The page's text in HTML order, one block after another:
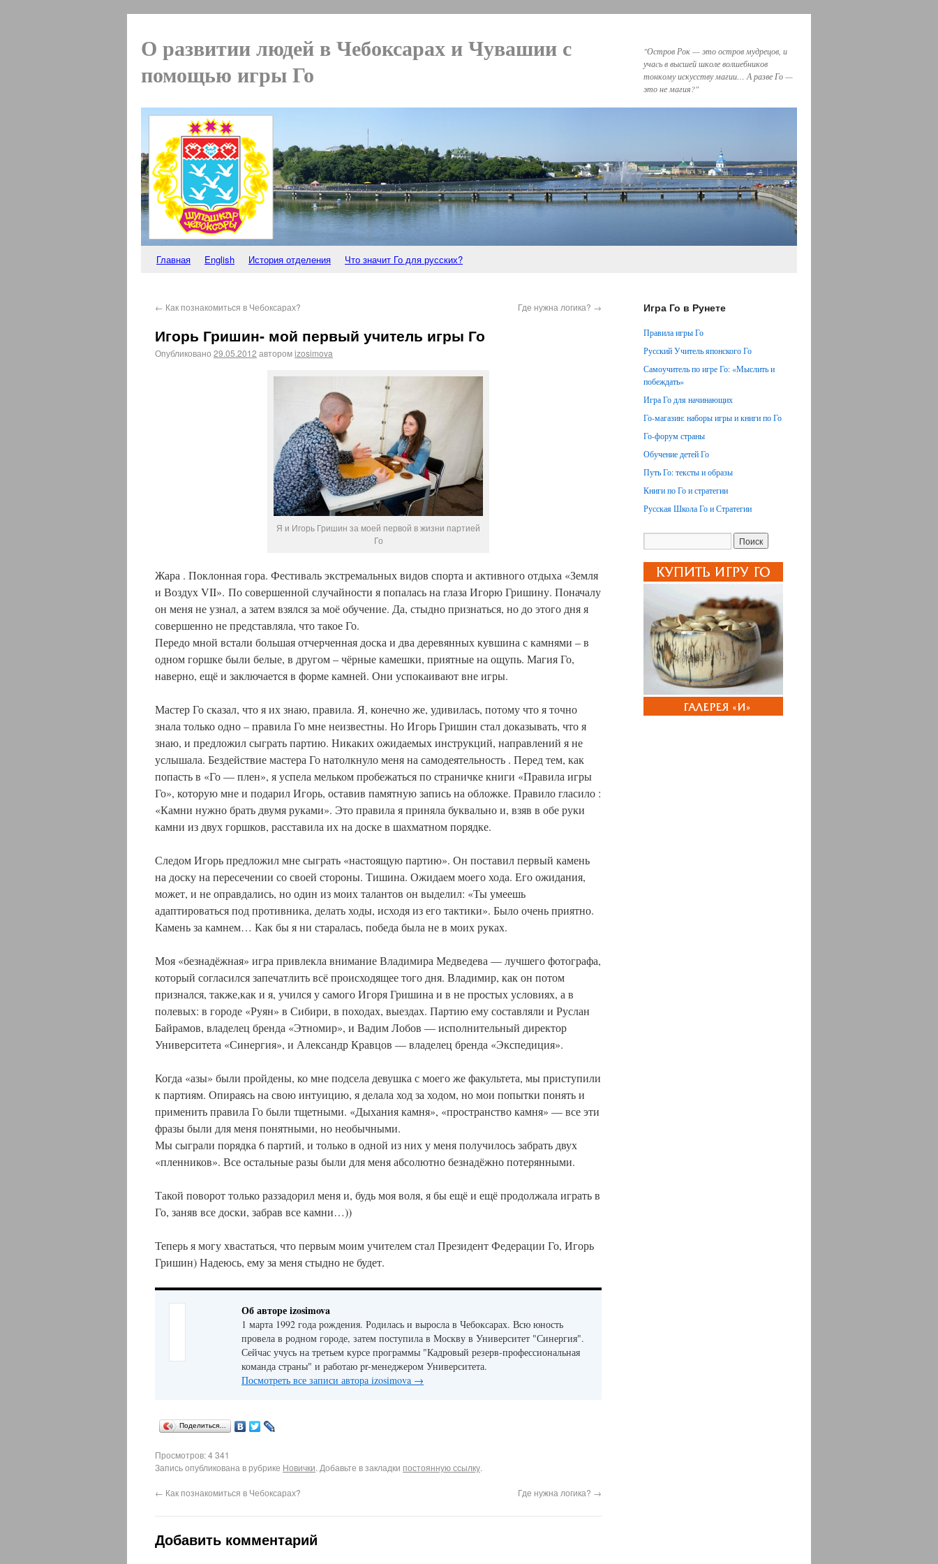
О развитии людей в Чебоксарах и Чувашии с
помощью игры Го
"Остров Рок — это остров мудрецов, и
учаcь в высшей школе волшебников
тонкому искусству магии… А разве Го —
это не магия?"
Главная English История отделения Что значит Го для русских?
← Как познакомиться в Чебоксарах? Где нужна логика? →
Игорь Гришин- мой первый учитель игры Го
Опубликовано 29.05.2012 авторомizosimova
Я и Игорь Гришин за моей первой в жизни партией
Го
Жара . Поклонная гора. Фестиваль экстремальных видов спорта и активного отдыха «Земля
и Воздух VII». По совершенной случайности я попалась на глаза Игорю Гришину. Поначалу
он меня не узнал, а затем взялся за моё обучение. Да, стыдно признаться, но до этого дня я
совершенно не представляла, что такое Го.
Передо мной встали большая отчерченная доска и два деревянных кувшина с камнями – в
одном горшке были белые, в другом – чёрные камешки, приятные на ощупь. Магия Го,
наверно, ещё и заключается в форме камней. Они успокаивают вне игры.
Мастер Го сказал, что я их знаю, правила. Я, конечно же, удивилась, потому что я точно
знала только одно – правила Го мне неизвестны. Но Игорь Гришин стал доказывать, что я
знаю, и предложил сыграть партию. Никаких ожидаемых инструкций, направлений я не
услышала. Бездействие мастера Го натолкнуло меня на самодеятельность . Перед тем, как
попасть в «Го — плен», я успела мельком пробежаться по страничке книги «Правила игры
Го», которую мне и подарил Игорь, оставив памятную запись на обложке. Правило гласило :
«Камни нужно брать двумя руками». Это правила я приняла буквально и, взяв в обе руки
камни из двух горшков, расставила их на доске в шахматном порядке.
Следом Игорь предложил мне сыграть «настоящую партию». Он поставил первый камень
на доску на пересечении со своей стороны. Тишина. Ожидаем моего хода. Его ожидания,
может, и не оправдались, но один из моих талантов он выделил: «Ты умеешь
адаптироваться под противника, делать ходы, исходя из его тактики». Было очень приятно.
Камень за камнем… Как бы я ни старалась, победа была не в моих руках.
Моя «безнадёжная» игра привлекла внимание Владимира Медведева — лучшего фотографа,
который согласился запечатлить всё происходящее того дня. Владимир, как он потом
признался, также,как и я, учился у самого Игоря Гришина и в не простых условиях, а в
полевых: в городе «Руян» в Сибири, в походах, выездах. Партию ему составляли и Руслан
Байрамов, владелец бренда «Этномир», и Вадим Лобов — исполнительный директор
Университета «Синергия», и Александр Кравцов — владелец бренда «Экспедиция».
Когда «азы» были пройдены, ко мне подсела девушка с моего же факультета, мы приступили
к партиям. Опираясь на свою интуицию, я делала ход за ходом, но мои попытки понять и
применить правила Го были тщетными. «Дыхания камня», «пространство камня» — все эти
фразы были для меня понятными, но необычными.
Мы сыграли порядка 6 партий, и только в одной из них у меня получилось забрать двух
«пленников». Все остальные разы были для меня абсолютно безнадёжно потерянными.
Такой поворот только раззадорил меня и, будь моя воля, я бы ещё и ещё продолжала играть в
Го, заняв все доски, забрав все камни…))
Теперь я могу хвастаться, что первым моим учителем стал Президент Федерации Го, Игорь
Гришин) Надеюсь, ему за меня стыдно не будет.
Об авторе izosimova
1 марта 1992 года рождения. Родилась и выросла в Чебоксарах. Всю юность
провела в родном городе, затем поступила в Москву в Университет "Синергия".
Сейчас учусь на третьем курсе программы "Кадровый резерв-профессиональная
команда страны" и работаю pr-менеджером Университета.
Посмотреть все записи автора izosimova →
Поделиться…
Просмотров: 4 341
Запись опубликована в рубрике Новички. Добавьте в закладки постоянную ссылку.
← Как познакомиться в Чебоксарах? Где нужна логика? →
Добавить комментарий
Игра Го в Рунете
Правила игры Го
Русский Учитель японского Го
Самоучитель по игре Го: «Мыслить и
побеждать»
Игра Го для начинающих
Го-магазин: наборы игры и книги по Го
Го-форум страны
Обучение детей Го
Путь Го: тексты и образы
Книги по Го и стратегии
Русская Школа Го и Стратегии